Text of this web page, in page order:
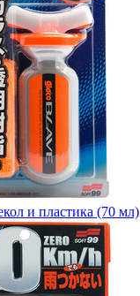
и пластика (70 мл)